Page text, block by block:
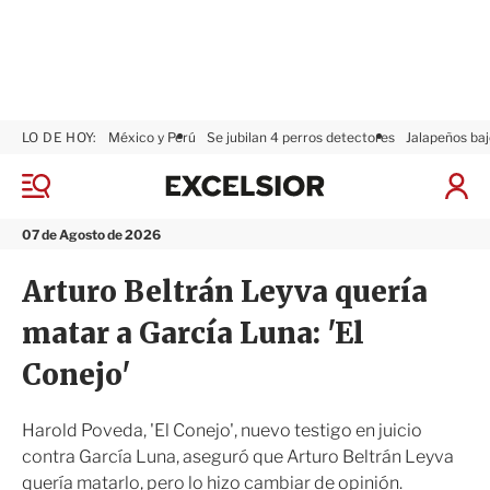
M
n
07 de Agosto de 2026
LO DE HOY: México y Perú Se jubilan 4 perros detectores Jalapeños
I
x
i
o
Arturo Beltrán Leyva quería
matar a García Luna: 'El
Conejo'
Harold Poveda, 'El Conejo', nuevo testigo en juicio
contra García Luna, aseguró que Arturo Beltrán Leyva
quería matarlo, pero lo hizo cambiar de opinión.